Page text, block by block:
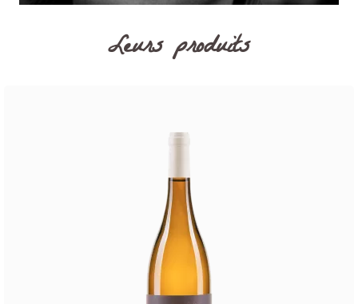
Leurs produits